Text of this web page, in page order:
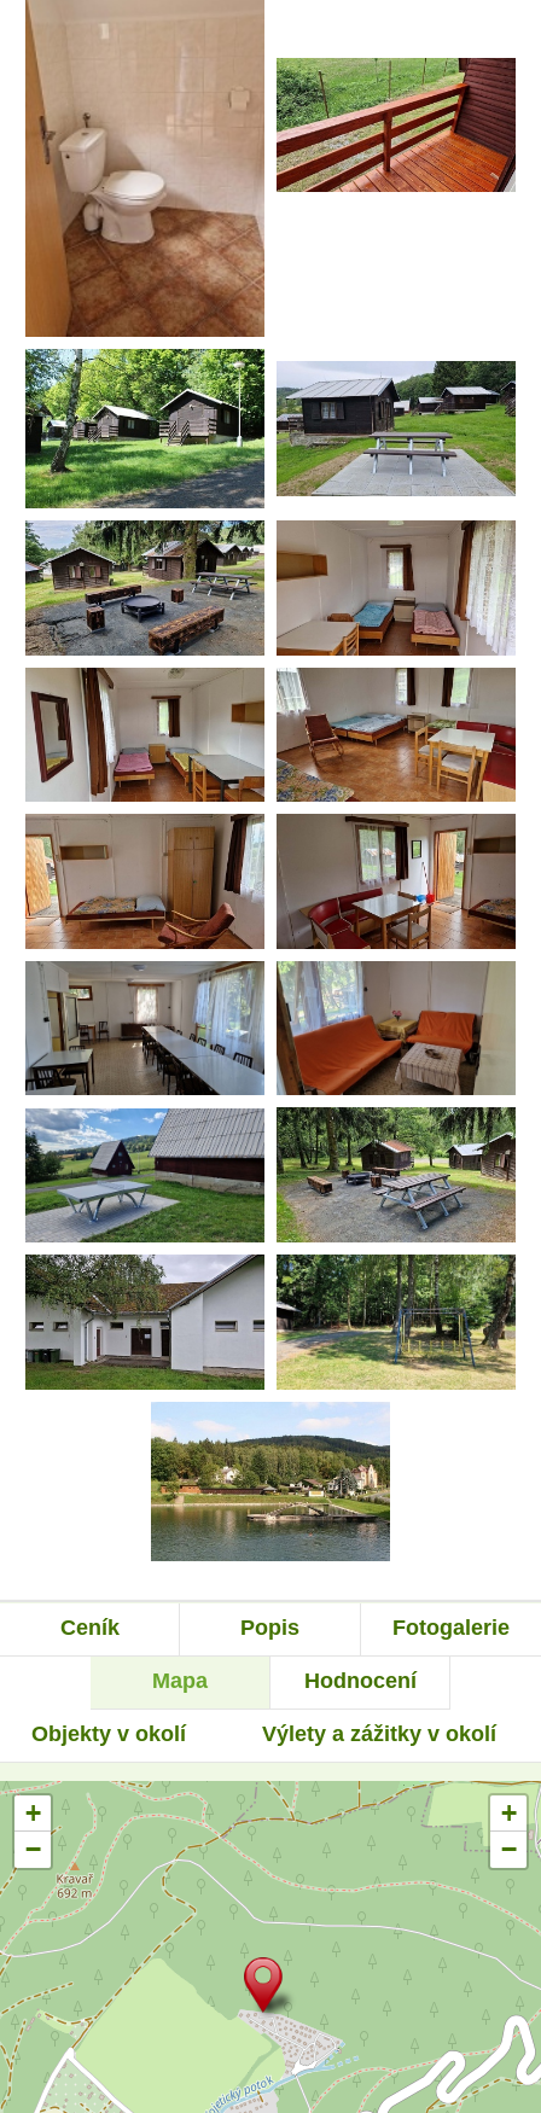
Ceník Popis Fotogalerie
Mapa Hodnocení
Objekty v okolí Výlety a zážitky v okolí
+
−
+
−